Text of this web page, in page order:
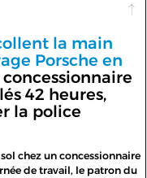
la main
Porsche en
42 heures,
la police
chez un concessionnaire
de travail, le patron du